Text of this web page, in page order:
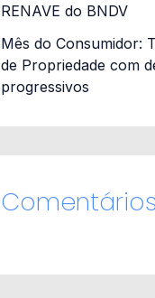
RENAVE do BNDV
Mês do Consumidor:
de Propriedade com
progressivos
Comentários